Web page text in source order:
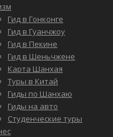
Гид в Гонконге
Гид в Гуанчжоу
Гид в Пекине
Гид в Шеньчжене
Карта Шанхая
Туры в Китай
Гиды по Шанхаю
Гиды на авто
Студенческие туры